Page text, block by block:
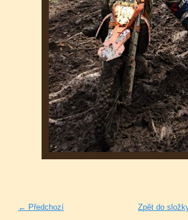
← Předchozí Zpět do